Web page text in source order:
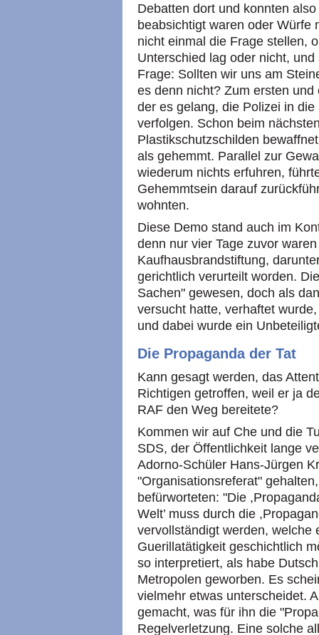
Debatten dort und konnten
beabsichtigt waren oder Würfe
nicht einmal die Frage stellen,
Unterschied lag oder nicht,
Frage: Sollten wir uns am
es denn nicht? Zum ersten
der es gelang, die Polizei in
verfolgen. Schon beim
Plastikschutzschilden
als gehemmt. Parallel zur
wiederum nichts erfuhren,
Gehemmtsein darauf
wohnten.
Diese Demo stand auch im
denn nur vier Tage zuvor
Kaufhausbrandstiftung,
gerichtlich verurteilt worden.
Sachen" gewesen, doch als
versucht hatte, verhaftet
und dabei wurde ein
Die Propaganda der Tat
Kann gesagt werden, das
Richtigen getroffen, weil er ja
RAF den Weg bereitete?
Kommen wir auf Che und die
SDS, der Öffentlichkeit lange
Adorno-Schüler Hans-Jürgen
"Organisationsreferat"
befürworteten: "Die
Welt’ muss durch die
vervollständigt werden, welche
Guerillatätigkeit geschichtlich
so interpretiert, als habe
Metropolen geworben. Es
vielmehr etwas unterscheidet.
gemacht, was für ihn die
Regelverletzung. Eine solche